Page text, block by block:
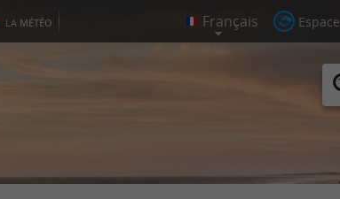
LA MÉTÉO